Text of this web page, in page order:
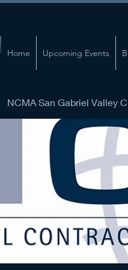
Home Upcoming Events
NCMA San Gabriel Valley